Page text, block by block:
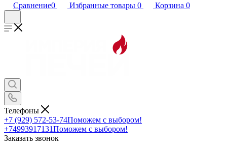
Сравнение0 Избранные товары 0 Корзина 0
Телефоны
+7 (929) 572-53-74Поможем с выбором!
+74993917131Поможем с выбором!
Заказать звонок